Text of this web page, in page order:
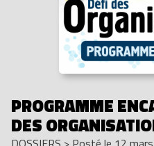
PROGRAMME
DES